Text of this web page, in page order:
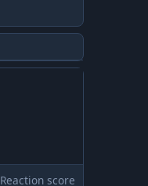
Reaction score